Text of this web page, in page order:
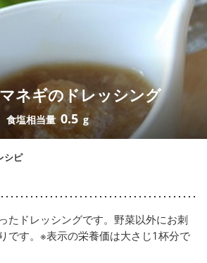
ネギのドレッシング
食塩相当量0.5 g
シピ
たドレッシングです。野菜以外にお刺
です。※表示の栄養価は大さじ1杯分で